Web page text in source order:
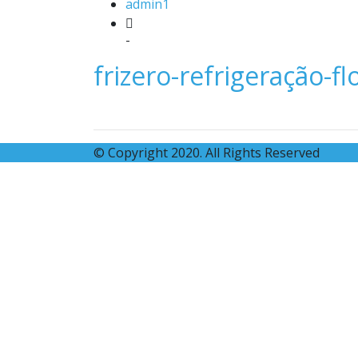
admin1
-
frizero-refrigeração-
© Copyright 2020. All Rights Reserved